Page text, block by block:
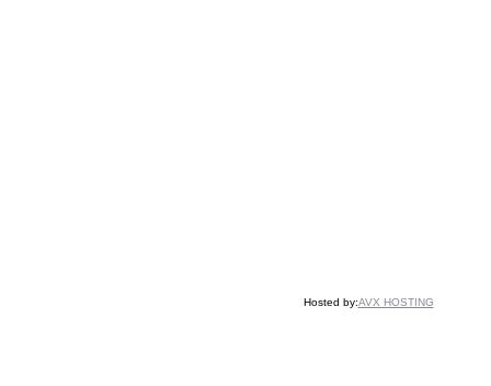
Hosted by:AVX HOSTING